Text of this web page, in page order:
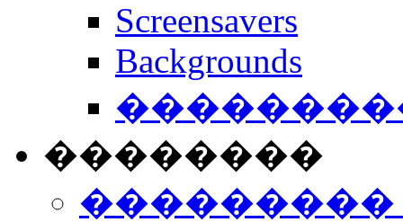
Screensavers
Backgrounds
��������
���������